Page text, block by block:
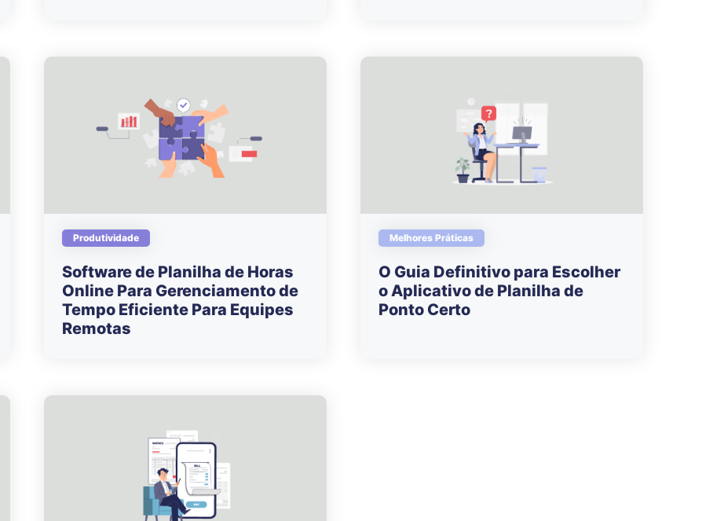
Produtividade
Software de Planilha de Horas
Online Para Gerenciamento de
Tempo Eficiente Para Equipes
Remotas
Melhores Práticas
O Guia Definitivo para Escolher
o Aplicativo de Planilha de
Ponto Certo